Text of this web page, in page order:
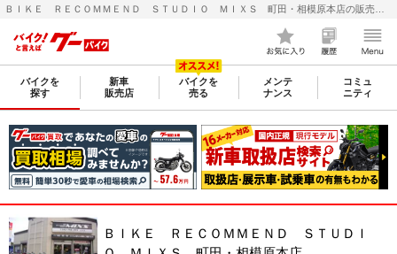
バイクを
探す
新車
販売店
バイクを
売る
メンテ
ナンス
コミュ
ニティ
ＢＩＫＥ ＲＥＣＯＭＭＥＮＤ ＳＴＵＤＩ